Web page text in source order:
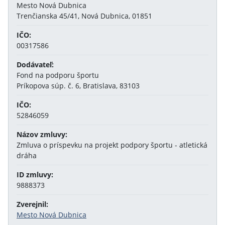
Mesto Nová Dubnica
Trenčianska 45/41, Nová Dubnica, 01851
IČO:
00317586
Dodávateľ:
Fond na podporu športu
Príkopova súp. č. 6, Bratislava, 83103
IČO:
52846059
Názov zmluvy:
Zmluva o príspevku na projekt podpory športu - atletická
dráha
ID zmluvy:
9888373
Zverejnil:
Mesto Nová Dubnica